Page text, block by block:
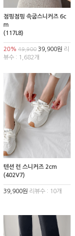
점핑점핑 속굽스니커즈 6c
m
(117L8)
20% 49,900 39,900원 리
뷰수 : 1,682개
텐션 런 스니커즈 2cm
(402V7)
39,900원 리뷰수 : 10개